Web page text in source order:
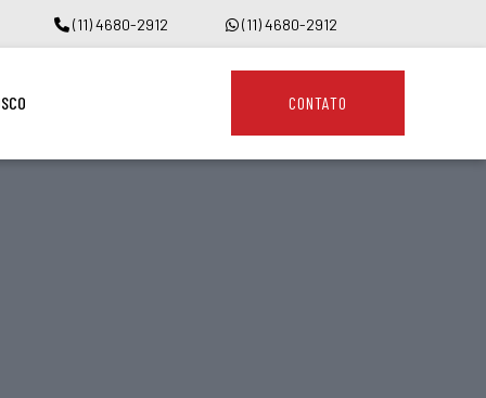
(11) 4680-2912 (11) 4680-2912
CONTATO